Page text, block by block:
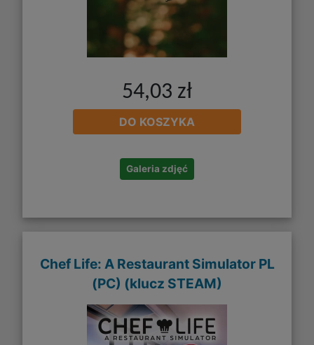
54,03 zł
DO KOSZYKA
Galeria zdjęć
Chef Life: A Restaurant Simulator PL
(PC) (klucz STEAM)